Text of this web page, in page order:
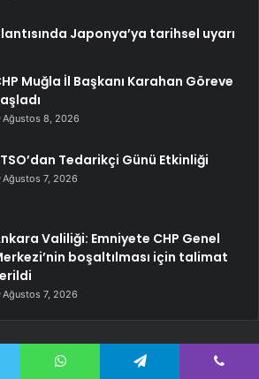
Japonya’ya tarihsel uyarı
Muğla İl Başkanı Karahan Göreve
Ağustos 8, 2026
Tedarikçi Günü Etkinliği
Ağustos 7, 2026
Valiliği: Emniyete CHP Genel
boşaltılması için talimat
Ağustos 7, 2026